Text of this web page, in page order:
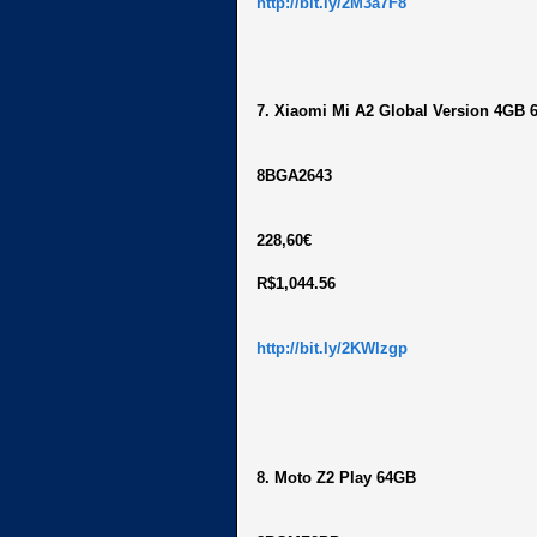
7. Xiaomi Mi A2 Global Version 4GB
8BGA2643
228,60€
R$1,044.56
http://bit.ly/2KWlzgp
8. Moto Z2 Play 64GB